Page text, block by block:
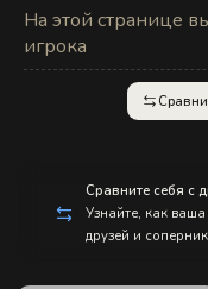
На этой странице
игрока
Сравните себя с
Узнайте, как
друзей и